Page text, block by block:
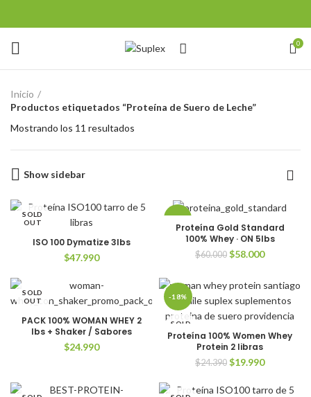
0
Inicio
Productos etiquetados “Proteína de Suero de Leche”
Mostrando los 11 resultados
Show sidebar
SOLD
OUT
ISO 100 Dymatize 3lbs
$47.990
-3%
Proteína Gold Standard
100% Whey · ON 5lbs
$60.000 El
era:
$60.000.
$58.000El
es:
$58.000.
SOLD
OUT
PACK 100% WOMAN WHEY 2
lbs + Shaker / Sabores
$24.990
-18%
SOLD
OUT
Proteína 100% Women Whey
Protein 2 libras
$24.390 El
original
$19.990El
actual